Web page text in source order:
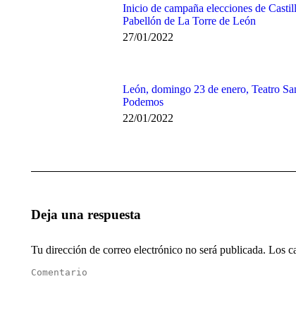
Inicio de campaña elecciones de
Pabellón de La Torre de León
27/01/2022
León, domingo 23 de enero, Teatro
Podemos
22/01/2022
Deja una respuesta
Tu dirección de correo electrónico no será publicada. Los
Comentario